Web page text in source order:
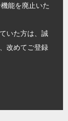
能を廃止いた
いた方は、誠
改めてご登録